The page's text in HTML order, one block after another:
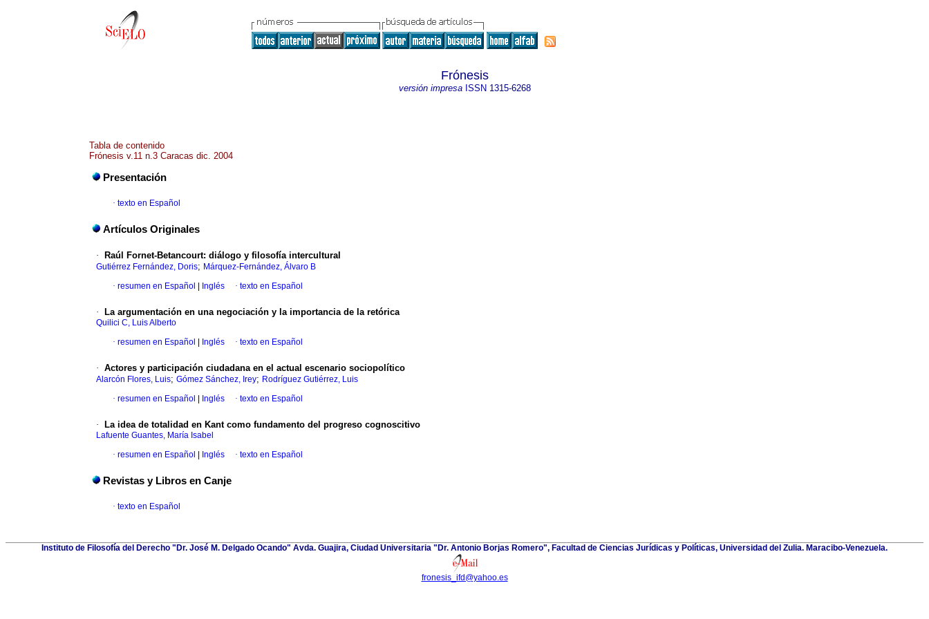
Frónesis
versión impresaISSN 1315-6268
Tabla de contenido
Frónesis v.11 n.3 Caracas dic. 2004
Presentación
· texto en Español
Artículos Originales
· Raúl Fornet-Betancourt: diálogo y filosofía intercultural
Gutiérrez Fernández, Doris; Márquez-Fernández, Álvaro B
· resumen en Español Inglés · texto en Español
· La argumentación en una negociación y la importancia de la retórica
Quilici C, Luis Alberto
· resumen en Español Inglés · texto en Español
· Actores y participación ciudadana en el actual escenario sociopolítico
Alarcón Flores, Luis; Gómez Sánchez, Irey; Rodríguez Gutiérrez, Luis
· resumen en Español Inglés · texto en Español
· La idea de totalidad en Kant como fundamento del progreso cognoscitivo
Lafuente Guantes, María Isabel
· resumen en Español Inglés · texto en Español
Revistas y Libros en Canje
· texto en Español
Instituto de Filosofía del Derecho "Dr. José M. Delgado Ocando" Avda. Guajira, Ciudad Universitaria "Dr. Antonio Borjas Romero", Facultad de Ciencias Jurídicas y Políticas, Universidad del Zulia. Maracibo-Venezuela.
fronesis_ifd@yahoo.es